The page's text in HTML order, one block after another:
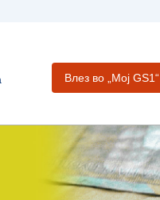
Влез во „Moj GS1“